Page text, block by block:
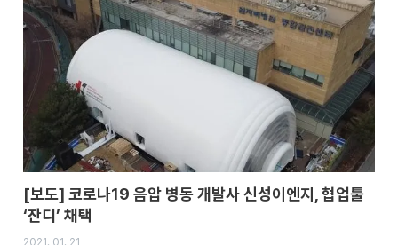
[보도] 코로나19 음압 병동 개발사 신성이엔지, 협업툴
‘잔디’ 채택